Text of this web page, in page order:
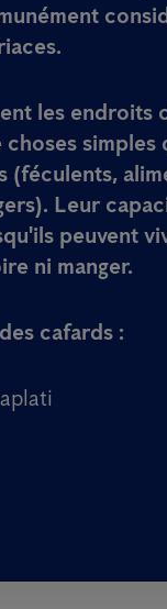
les endroits
simples
(féculents,
Leur
peuvent
ni manger.
cafards :